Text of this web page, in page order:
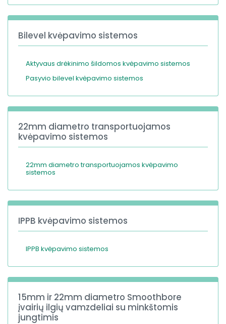
Bilevel kvėpavimo sistemos
Aktyvaus drėkinimo šildomos kvėpavimo sistemos
Pasyvio bilevel kvėpavimo sistemos
22mm diametro transportuojamos
kvėpavimo sistemos
22mm diametro transportuojamos kvėpavimo
sistemos
IPPB kvėpavimo sistemos
IPPB kvėpavimo sistemos
15mm ir 22mm diametro Smoothbore
įvairių ilgių vamzdeliai su minkštomis
jungtimis